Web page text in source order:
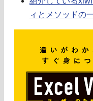
ィとメソッドの